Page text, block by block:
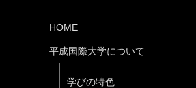
HOME
平成国際大学について
学びの特色